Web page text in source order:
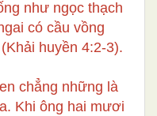
như ngọc thạch
có cầu vồng
huyền 4:2-3).
chẳng những là
Khi ông hai mươi